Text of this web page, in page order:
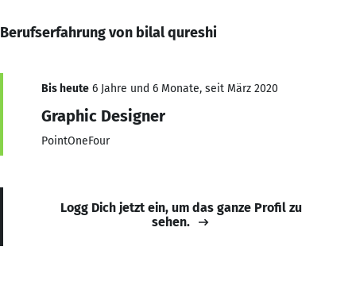
Berufserfahrung von bilal qureshi
Bis heute 6 Jahre und 6 Monate, seit März 2020
Graphic Designer
PointOneFour
Logg Dich jetzt ein, um das ganze Profil zu
sehen.